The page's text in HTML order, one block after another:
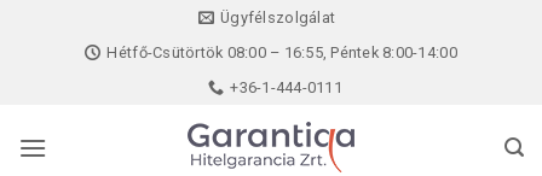
Ügyfélszolgálat
Hétfő-Csütörtök 08:00 – 16:55, Péntek 8:00-14:00
+36-1-444-0111